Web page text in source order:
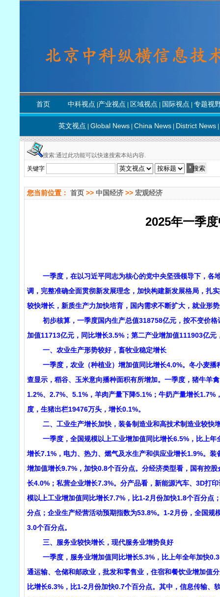
首页 中科视点 产业视点 区域视点 国际视点 专题视
英文视点 Global News China News District News
搜索:通过此功能可以快速搜索本站内容.
关键字
您当前位置： 首页 >> 中国经济 >> 宏观经济
2025年一季
一季度，在以习近平同志为核心的党中央坚强领导下，各
调，完整准确全面贯彻新发展理念，加快构建新发展格局，扎
较快增长，新质生产力加快培育，国内需求不断扩大，就业形
初步核算，一季度国内生产总值318758亿元，按不变价格
加值11713亿元，同比增长3.5%；第二产业增加值111903亿
一、农业生产形势较好，畜牧业稳定增长
一季度，农业（种植业）增加值同比增长4.0%。冬小麦播
查显示，稻谷、玉米意向播种面积有所增加。一季度，猪牛羊
1.2%、2.7%、5.1%，羊肉产量下降5.1%；牛奶产量增长
度，生猪出栏19476万头，增长0.1%。
二、工业生产增长加快，装备制造业和高技术制造业较快
一季度，全国规模以上工业增加值同比增长6.5%，比上年
增长7.1%，电力、热力、燃气及水生产和供应业增长1.9%。
增加值增长9.7%，加快0.8个百分点。分经济类型看，国有控
长4.0%；私营企业增长7.3%。分产品看，新能源汽车、3D打
模以上工业增加值同比增长7.7%，比1-2月份加快1.8个百分点
分点；企业生产经营活动预期指数为53.8%。1-2月份，全国
3.0个百分点。
三、服务业较快增长，现代服务业增势良好
一季度，服务业增加值同比增长5.3%，比上年全年加快0.3
通运输、仓储和邮政业，批发和零售业，住宿和餐饮业增加值
比增长6.3%，比1-2月份加快0.7个百分点。其中，信息传输